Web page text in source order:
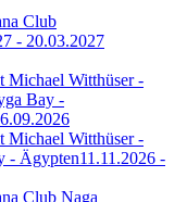
Club
- 20.03.2027
Michael Witthüser -
Bay -
Michael Witthüser -
- Ägypten11.11.2026 -
Club Naga